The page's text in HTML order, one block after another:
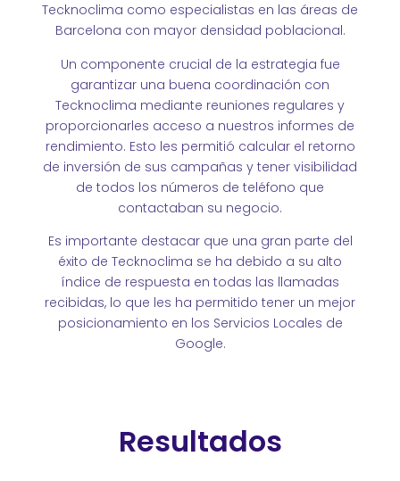
Tecknoclima como especialistas en las áreas de
Barcelona con mayor densidad poblacional.
Un componente crucial de la estrategia fue
garantizar una buena coordinación con
Tecknoclima mediante reuniones regulares y
proporcionarles acceso a nuestros informes de
rendimiento. Esto les permitió calcular el retorno
de inversión de sus campañas y tener visibilidad
de todos los números de teléfono que
contactaban su negocio.
Es importante destacar que una gran parte del
éxito de Tecknoclima se ha debido a su alto
índice de respuesta en todas las llamadas
recibidas, lo que les ha permitido tener un mejor
posicionamiento en los Servicios Locales de
Google.
Resultados